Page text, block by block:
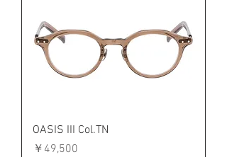
OASIS III Col.TN
価格
￥49,500